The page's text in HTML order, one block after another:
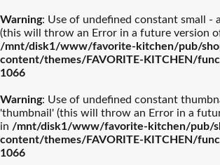
Warning: Use of undefined constant small -
(this will throw an Error in a future version
/mnt/disk1/www/favorite-kitchen/pub/
content/themes/FAVORITE-KITCHEN/
1066
Warning: Use of undefined constant
'thumbnail' (this will throw an Error in a
in /mnt/disk1/www/favorite-kitchen/pub/
content/themes/FAVORITE-KITCHEN/
1066
ストウブ